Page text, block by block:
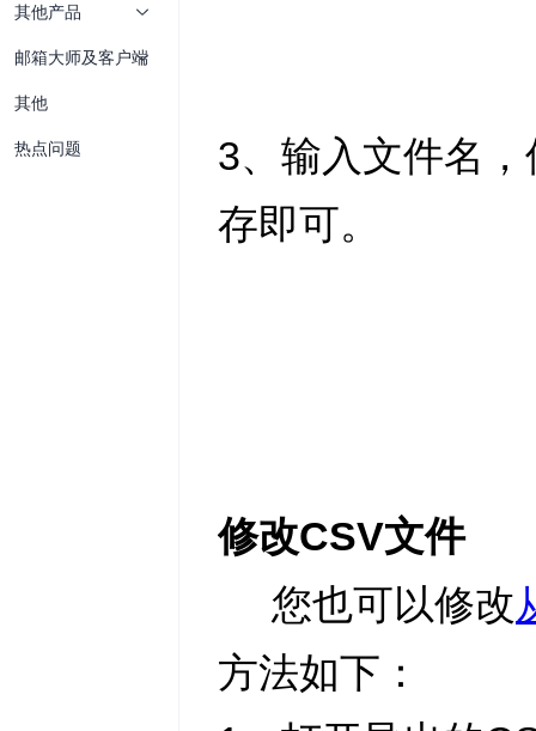
其他产品
邮箱大师及客户端
其他
热点问题